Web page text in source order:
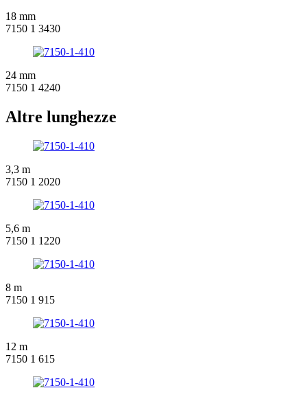
18 mm
7150 1 3430
24 mm
7150 1 4240
Altre lunghezze
3,3 m
7150 1 2020
5,6 m
7150 1 1220
8 m
7150 1 915
12 m
7150 1 615